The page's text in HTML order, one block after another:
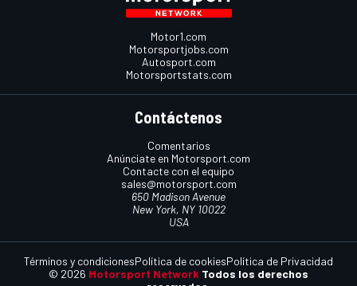
Motor1.com
Motorsportjobs.com
Autosport.com
Motorsportstats.com
Contáctenos
Comentarios
Anúnciate en Motorsport.com
Contacte con el equipo
sales@motorsport.com
650 Madison Avenue
New York, NY 10022
USA
© 2026 Motorsport Network Todos los derechos
Términos y condicionesPolítica de cookiesPolítica de Privacidad